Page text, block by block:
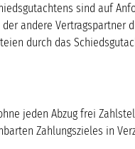
sind auf
andere
durch das
jeden Abzug frei
Zahlungszieles in